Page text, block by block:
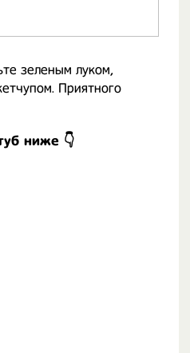
зеленым луком,
Приятного
ниже 👇